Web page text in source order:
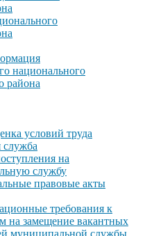
национального
района
условий труда
на
службу
правовые акты
требования к
на замещение вакантных
муниципальной службы